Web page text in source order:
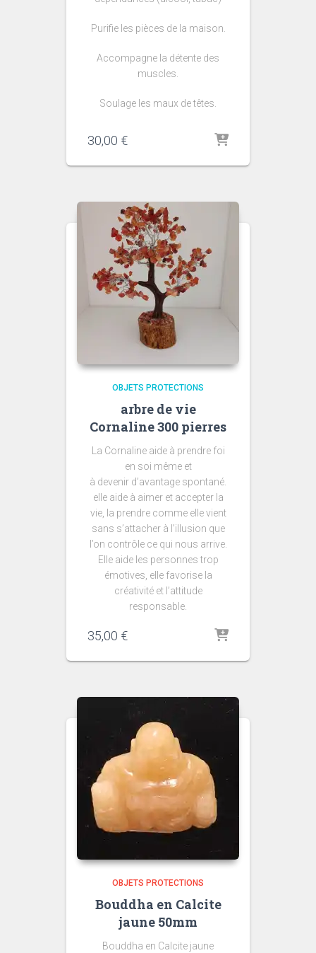
Purifie les pièces de la maison.
Accompagne la détente des
muscles.
Soulage les maux de têtes.
30,00 €
OBJETS PROTECTIONS
arbre de vie
Cornaline 300 pierres
La Cornalineaide à prendre foi
en soi même et
à devenir d’avantage spontané.
elle aide à aimer et accepter la
vie, la prendre comme elle vient
sans s’attacher à l’illusion que
l’on contrôle ce qui nous arrive.
Elle aide les personnes trop
émotives, elle favorise la
créativité et l’attitude
responsable.
35,00 €
OBJETS PROTECTIONS
Bouddha en Calcite
jaune 50mm
Bouddha en Calcite jaune